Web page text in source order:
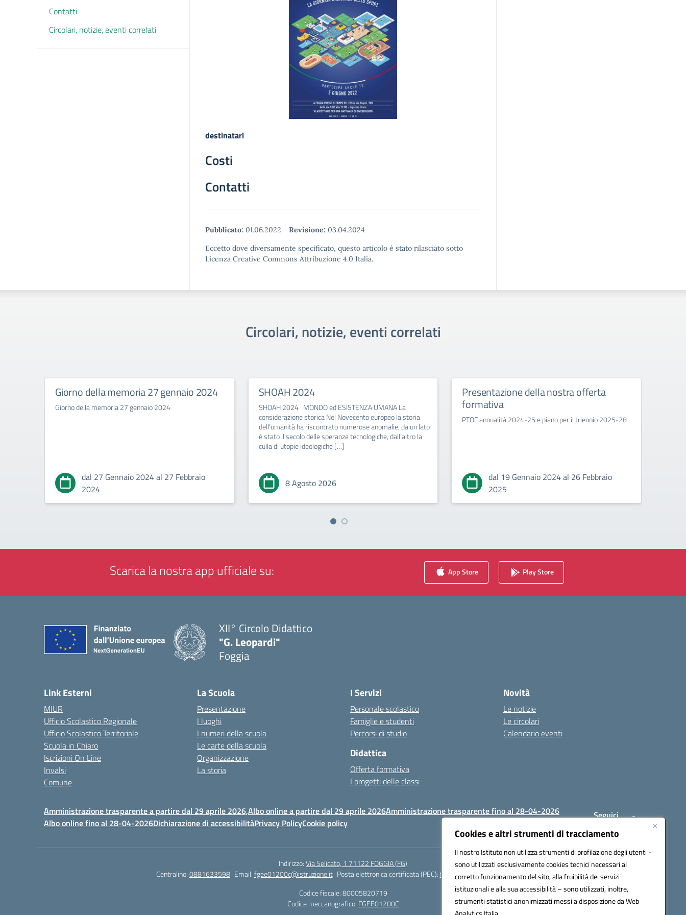
Cookies e altri strumenti di tracciamento
Il nostro Istituto non utilizza strumenti di profilazione degli utenti -
sono utilizzati esclusivamente cookies tecnici necessari al
corretto funzionamento del sito, alla fruibilità dei servizi
istituzionali e alla sua accessibilità – sono utilizzati, inoltre,
strumenti statistici anonimizzati messi a disposizione da Web
Contatti
Circolari, notizie, eventi correlati
destinatari
Costi
Contatti
Pubblicato: 01.06.2022 - Revisione: 03.04.2024
Eccetto dove diversamente specificato, questo articolo è stato rilasciato sotto
Licenza Creative Commons Attribuzione 4.0 Italia.
Circolari, notizie, eventi correlati
Giorno della memoria 27 gennaio 2024
Giorno della memoria 27 gennaio 2024
dal 27 Gennaio 2024 al 27 Febbraio
2024
SHOAH 2024
SHOAH 2024 MONDO ed ESISTENZA UMANA La
considerazione storica Nel Novecento europeo la storia
dell’umanità ha riscontrato numerose anomalie, da un lato
è stato il secolo delle speranze tecnologiche, dall’altro la
culla di utopie ideologiche […]
8 Agosto 2026
Presentazione della nostra offerta
formativa
PTOF annualità 2024-25 e piano per il triennio 2025-28
dal 19 Gennaio 2024 al 26 Febbraio
2025
Scarica la nostra app ufficiale su: App Store Play Store
XII° Circolo Didattico
"G. Leopardi"
Foggia
Link Esterni
MIUR
Ufficio Scolastico Regionale
Ufficio Scolastico Territoriale
Scuola in Chiaro
Iscrizioni On Line
Invalsi
Comune
La Scuola
Presentazione
I luoghi
I numeri della scuola
Le carte della scuola
Organizzazione
La storia
I Servizi
Personale scolastico
Famiglie e studenti
Percorsi di studio
Didattica
Offerta formativa
I progetti delle classi
Novità
Le notizie
Le circolari
Calendario eventi
Amministrazione trasparente a partire dal 29 aprile 2026,Albo online a partire dal 29 aprile 2026Amministrazione trasparente fino al 28-04-2026
Albo online fino al 28-04-2026Dichiarazione di accessibilitàPrivacy PolicyCookie policy
Seguici
Indirizzo:Via Selicato, 1 71122 FOGGIA (FG)
Centralino:0881633598 Email:fgee01200c@istruzione.it Posta elettronica certificata (PEC):fgee01200c@pec.istruzione.it
Codice fiscale: 80005820719
Codice meccanografico: FGEE01200C